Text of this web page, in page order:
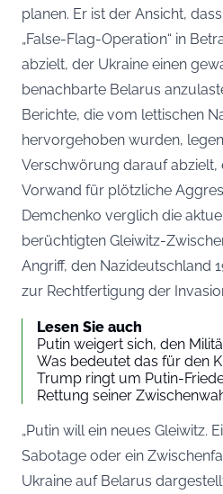
planen. Er ist der Ansicht,
„False-Flag-Operation“ in
abzielt, der Ukraine einen
benachbarte Belarus
Berichte, die vom lettischen
hervorgehoben wurden,
Verschwörung darauf abzielt,
Vorwand für plötzliche
Demchenko verglich die
berüchtigten Gleiwitz-
Angriff, den Nazideutschland
zur Rechtfertigung der
Lesen Sie auch
Putin weigert sich, den
Was bedeutet das für den
Trump ringt um Putin-
Rettung seiner
„Putin will ein neues Gleiwitz.
Sabotage oder ein
Ukraine auf Belarus